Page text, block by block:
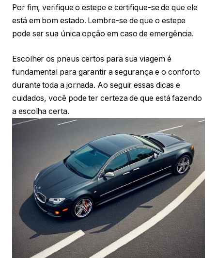
Por fim, verifique o estepe e certifique-se de que ele
está em bom estado. Lembre-se de que o estepe
pode ser sua única opção em caso de emergência.
Escolher os pneus certos para sua viagem é
fundamental para garantir a segurança e o conforto
durante toda a jornada. Ao seguir essas dicas e
cuidados, você pode ter certeza de que está fazendo
a escolha certa.